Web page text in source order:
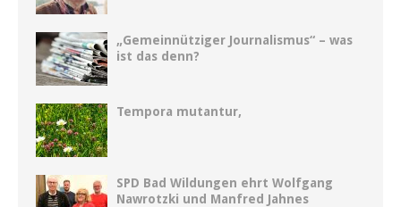
„Gemeinnütziger Journalismus“ – was
ist das denn?
Tempora mutantur,
SPD Bad Wildungen ehrt Wolfgang
Nawrotzki und Manfred Jahnes